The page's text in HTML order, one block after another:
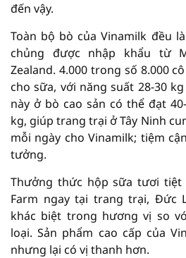
đến vậy.
Toàn bộ bò của Vinamilk đều
chủng được nhập khẩu từ
Zealand. 4.000 trong số 8.000
cho sữa, với năng suất 28-30
này ở bò cao sản có thể đạt
kg, giúp trang trại ở Tây Ninh
mỗi ngày cho Vinamilk; tiệm
tưởng.
Thưởng thức hộp sữa tươi tiệt
Farm ngay tại trang trại, Đức
khác biệt trong hương vị so
loại. Sản phẩm cao cấp của
nhưng lại có vị thanh hơn.